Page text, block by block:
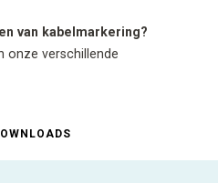
van kabelmarkering?
onze verschillende